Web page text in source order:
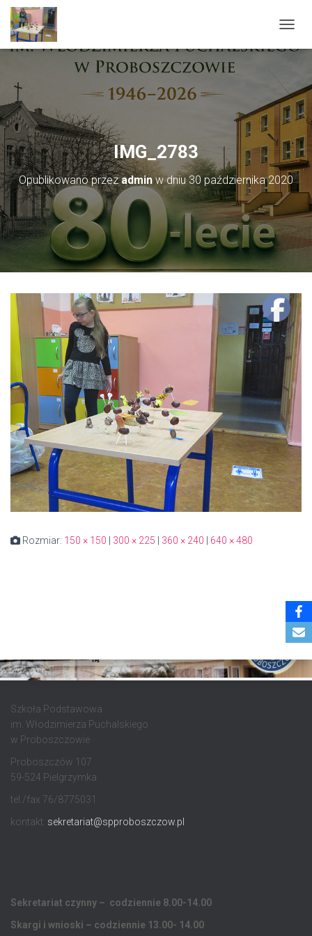
IMG_2783
Opublikowano przezadminw dniu30 października 2020
Rozmiar: 150 × 150 | 300 × 225 | 360 × 240 | 640 × 480
Szkoła Podstawowa
im. Włodzimierza Puchalskiego
w Proboszczowie
Proboszczów 107
59-524 Pielgrzymka
tel./fax 76/8775031
kontakt: sekretariat@spproboszczow.pl
Sekretariat czynny – codziennie 8.00-14.00
Skargi i wnioski – codziennie 13.00- 14.00